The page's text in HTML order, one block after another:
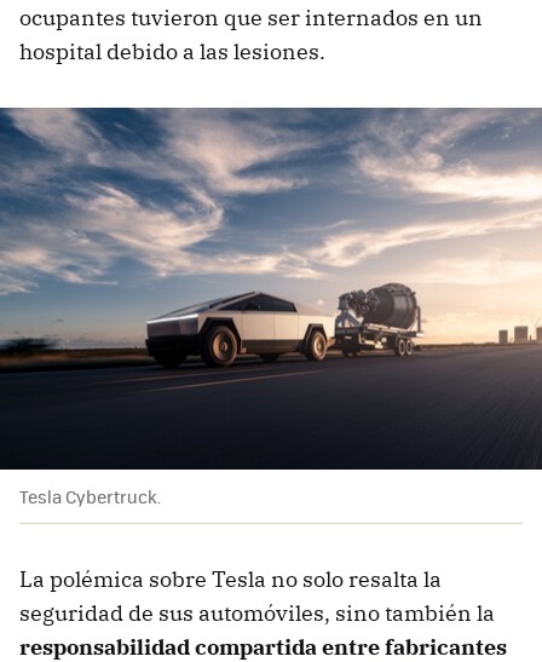
ocupantes tuvieron que ser internados en un
hospital debido a las lesiones.
Tesla Cybertruck.
La polémica sobre Tesla no solo resalta la
seguridad de sus automóviles, sino también la
responsabilidad compartida entre fabricantes